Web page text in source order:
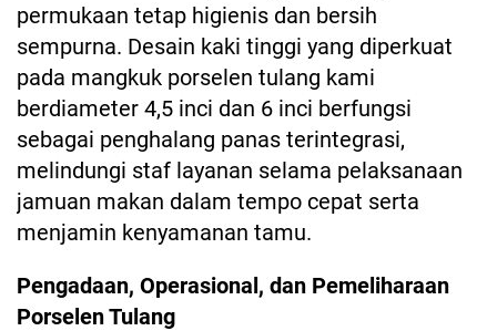
permukaan tetap higienis dan bersih
sempurna. Desain kaki tinggi yang diperkuat
pada mangkuk porselen tulang kami
berdiameter 4,5 inci dan 6 inci berfungsi
sebagai penghalang panas terintegrasi,
melindungi staf layanan selama pelaksanaan
jamuan makan dalam tempo cepat serta
menjamin kenyamanan tamu.
Pengadaan, Operasional, dan Pemeliharaan
Porselen Tulang